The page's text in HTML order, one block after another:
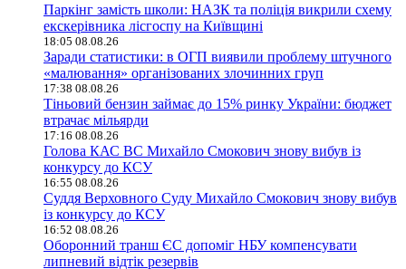
Паркінг замість школи: НАЗК та поліція викрили схему
екскерівника лісгоспу на Київщині
18:05 08.08.26
Заради статистики: в ОГП виявили проблему штучного
«малювання» організованих злочинних груп
17:38 08.08.26
Тіньовий бензин займає до 15% ринку України: бюджет
втрачає мільярди
17:16 08.08.26
Голова КАС ВС Михайло Смокович знову вибув із
конкурсу до КСУ
16:55 08.08.26
Суддя Верховного Суду Михайло Смокович знову вибув
із конкурсу до КСУ
16:52 08.08.26
Оборонний транш ЄС допоміг НБУ компенсувати
липневий відтік резервів